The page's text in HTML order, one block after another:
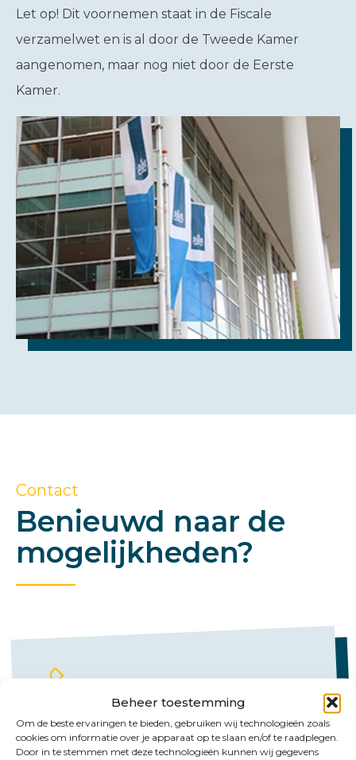
Beheer toestemming
Om de beste ervaringen te bieden, gebruiken wij technologieën zoals
cookies om informatie over je apparaat op te slaan en/of te raadplegen.
Door in te stemmen met deze technologieën kunnen wij gegevens
Let op! Dit voornemen staat in de Fiscale
verzamelwet en is al door de Tweede Kamer
aangenomen, maar nog niet door de Eerste
Kamer.
Contact
Benieuwd naar de
mogelijkheden?
Bel ons